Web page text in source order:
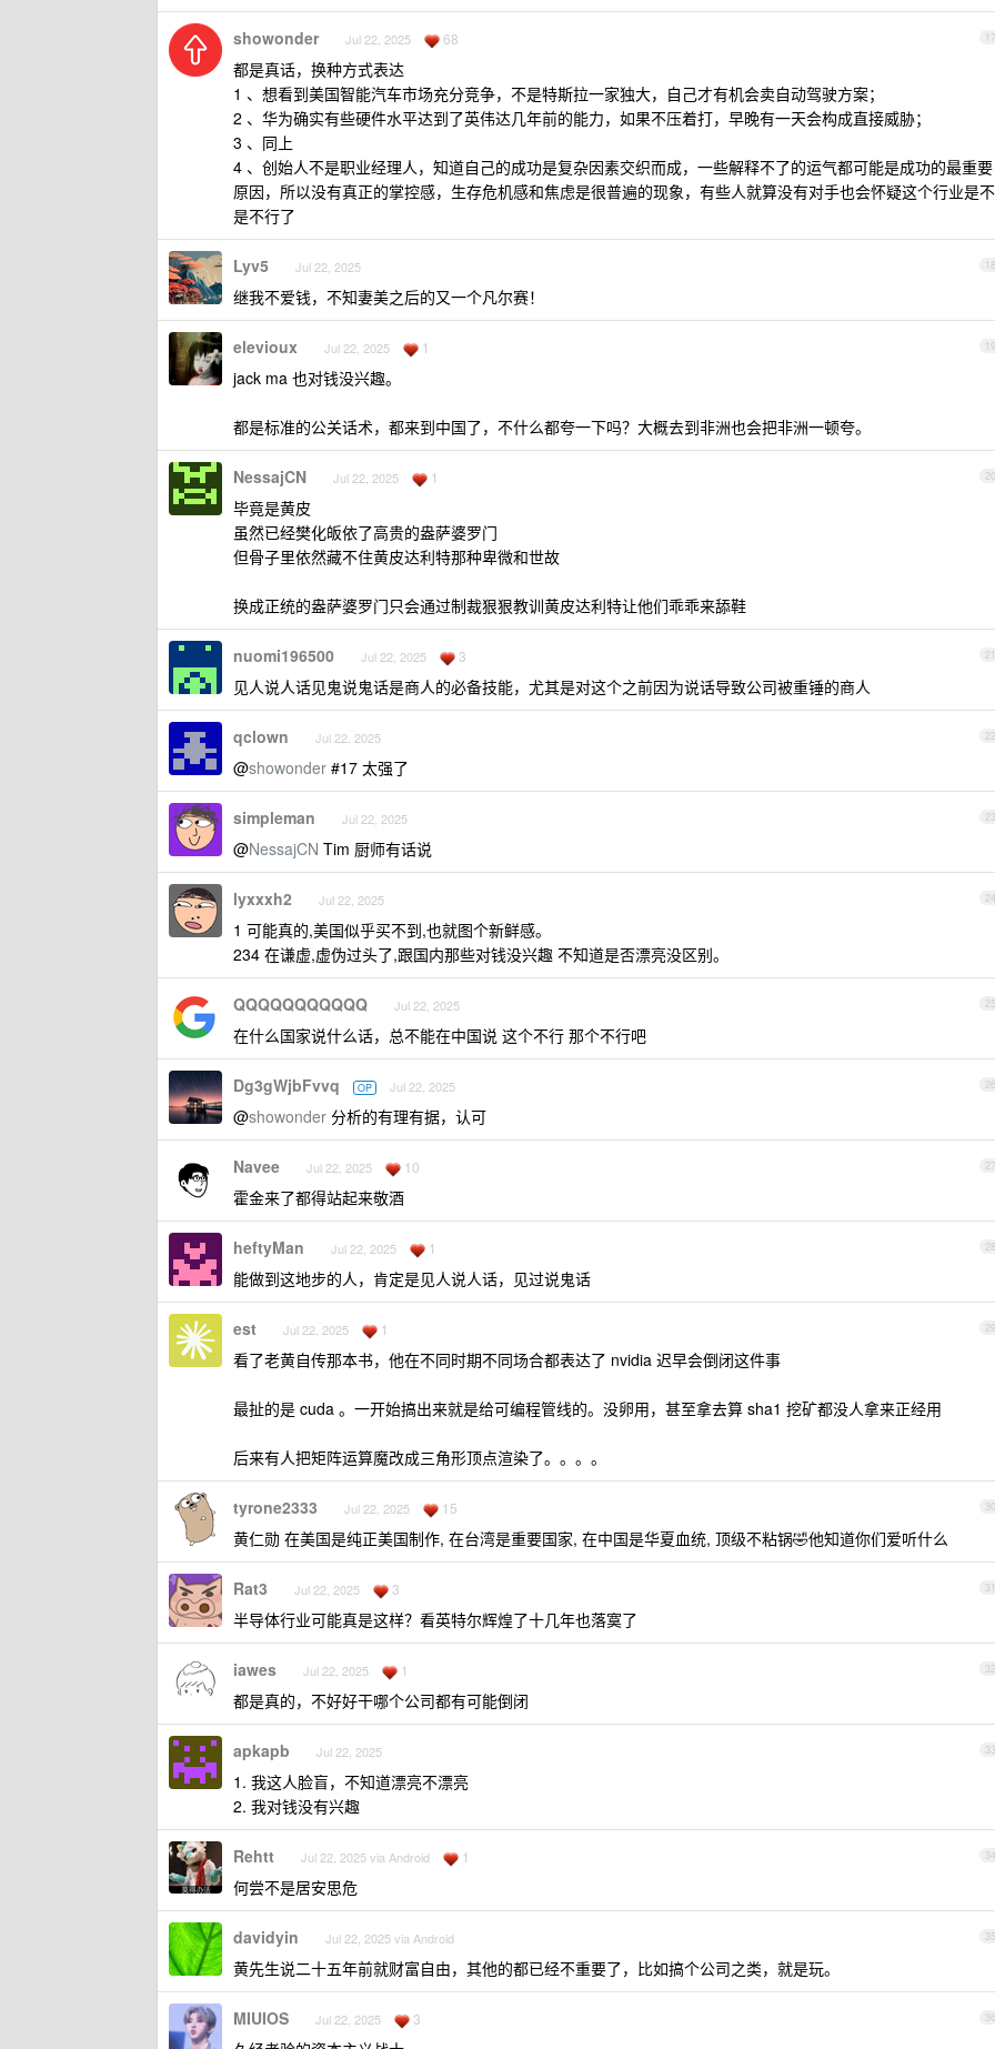
17
showonder Jul 22, 2025 68
都是真话，换种方式表达
1 、想看到美国智能汽车市场充分竞争，不是特斯拉一家独大，自己才有机会卖自动驾驶方案；
2 、华为确实有些硬件水平达到了英伟达几年前的能力，如果不压着打，早晚有一天会构成直接威胁；
3 、同上
4 、创始人不是职业经理人，知道自己的成功是复杂因素交织而成，一些解释不了的运气都可能是成功的最重要
原因，所以没有真正的掌控感，生存危机感和焦虑是很普遍的现象，有些人就算没有对手也会怀疑这个行业是不
是不行了
18
Lyv5 Jul 22, 2025
继我不爱钱，不知妻美之后的又一个凡尔赛！
19
elevioux Jul 22, 2025 1
jack ma 也对钱没兴趣。
都是标准的公关话术，都来到中国了，不什么都夸一下吗？大概去到非洲也会把非洲一顿夸。
20
NessajCN Jul 22, 2025 1
毕竟是黄皮
虽然已经樊化皈依了高贵的盎萨婆罗门
但骨子里依然藏不住黄皮达利特那种卑微和世故
换成正统的盎萨婆罗门只会通过制裁狠狠教训黄皮达利特让他们乖乖来舔鞋
21
nuomi196500 Jul 22, 2025 3
见人说人话见鬼说鬼话是商人的必备技能，尤其是对这个之前因为说话导致公司被重锤的商人
22
qclown Jul 22, 2025
@showonder #17 太强了
23
simpleman Jul 22, 2025
@NessajCN Tim 厨师有话说
24
lyxxxh2 Jul 22, 2025
1 可能真的,美国似乎买不到,也就图个新鲜感。
234 在谦虚,虚伪过头了,跟国内那些对钱没兴趣 不知道是否漂亮没区别。
25
QQQQQQQQQQQ Jul 22, 2025
在什么国家说什么话，总不能在中国说 这个不行 那个不行吧
26
Dg3gWjbFvvq OP Jul 22, 2025
@showonder 分析的有理有据，认可
27
Navee Jul 22, 2025 10
霍金来了都得站起来敬酒
28
heftyMan Jul 22, 2025 1
能做到这地步的人，肯定是见人说人话，见过说鬼话
29
est Jul 22, 2025 1
看了老黄自传那本书，他在不同时期不同场合都表达了 nvidia 迟早会倒闭这件事
最扯的是 cuda 。一开始搞出来就是给可编程管线的。没卵用，甚至拿去算 sha1 挖矿都没人拿来正经用
后来有人把矩阵运算魔改成三角形顶点渲染了。。。。
30
tyrone2333 Jul 22, 2025 15
黄仁勋 在美国是纯正美国制作, 在台湾是重要国家, 在中国是华夏血统, 顶级不粘锅🤣他知道你们爱听什么
31
Rat3 Jul 22, 2025 3
半导体行业可能真是这样？看英特尔辉煌了十几年也落寞了
32
iawes Jul 22, 2025 1
都是真的，不好好干哪个公司都有可能倒闭
33
apkapb Jul 22, 2025
1. 我这人脸盲，不知道漂亮不漂亮
2. 我对钱没有兴趣
34
Rehtt Jul 22, 2025 via Android 1
何尝不是居安思危
35
davidyin Jul 22, 2025 via Android
黄先生说二十五年前就财富自由，其他的都已经不重要了，比如搞个公司之类，就是玩。
36
MIUIOS Jul 22, 2025 3